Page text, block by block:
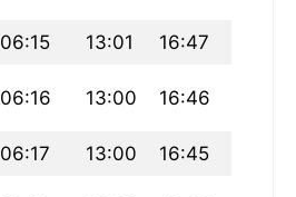
06:15 13:01 16:47
06:16 13:00 16:46
06:17 13:00 16:45